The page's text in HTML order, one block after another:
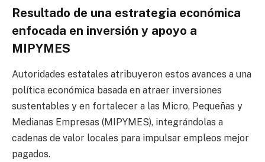
Resultado de una estrategia económica
enfocada en inversión y apoyo a
MIPYMES
Autoridades estatales atribuyeron estos avances a una
política económica basada en atraer inversiones
sustentables y en fortalecer a las Micro, Pequeñas y
Medianas Empresas (MIPYMES), integrándolas a
cadenas de valor locales para impulsar empleos mejor
pagados.